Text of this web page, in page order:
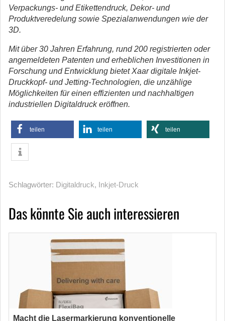
Verpackungs- und Etikettendruck, Dekor- und
Produktveredelung sowie Spezialanwendungen wie der
3D.
Mit über 30 Jahren Erfahrung, rund 200 registrierten oder
angemeldeten Patenten und erheblichen Investitionen in
Forschung und Entwicklung bietet Xaar digitale Inkjet-
Druckkopf- und Jetting-Technologien, die unzählige
Möglichkeiten für einen effizienten und nachhaltigen
industriellen Digitaldruck eröffnen.
teilen teilen teilen
Schlagwörter: Digitaldruck, Inkjet-Druck
Das könnte Sie auch interessieren
Macht die Lasermarkierung konventionelle